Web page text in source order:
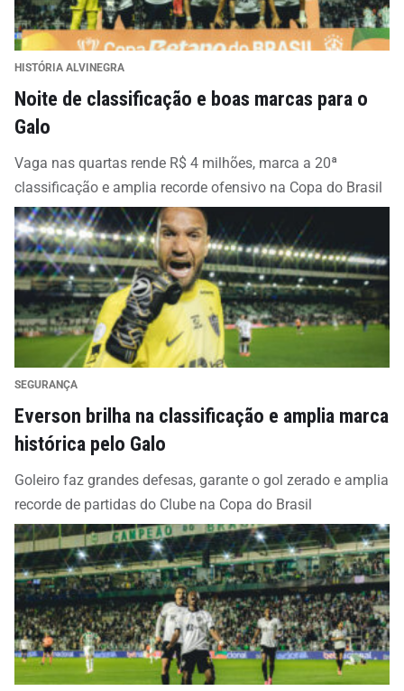
HISTÓRIA ALVINEGRA
Noite de classificação e boas marcas para o
Galo
Vaga nas quartas rende R$ 4 milhões, marca a 20ª
classificação e amplia recorde ofensivo na Copa do Brasil
SEGURANÇA
Everson brilha na classificação e amplia marca
histórica pelo Galo
Goleiro faz grandes defesas, garante o gol zerado e amplia
recorde de partidas do Clube na Copa do Brasil